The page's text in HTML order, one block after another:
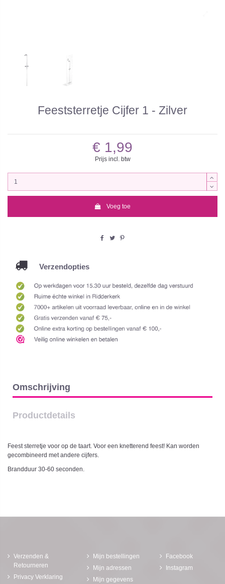
Feeststerretje Cijfer 1 - Zilver
€ 1,99
Prijs incl. btw
Voeg toe
Verzendopties
Omschrijving
Productdetails
Feest sterretje voor op de taart. Voor een knetterend feest! Kan worden
gecombineerd met andere cijfers.
Brandduur 30-60 seconden.
Verzenden &
Retourneren
Privacy Verklaring
Mijn bestellingen
Mijn adressen
Mijn gegevens
Facebook
Instagram